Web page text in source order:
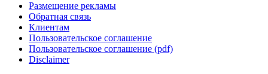
Размещение рекламы
Обратная связь
Клиентам
Пользовательское соглашение
Пользовательское соглашение (pdf)
Disclaimer